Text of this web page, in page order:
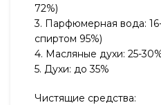
72%)
3. Парфюмерная вода:
спиртом 95%)
4. Масляные духи: 25-
5. Духи: до 35%
Чистящие средства: